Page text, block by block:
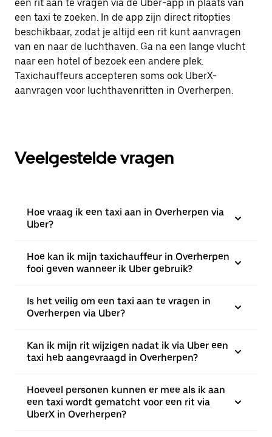
een rit aan te vragen via de Uber-app in plaats van
een taxi te zoeken. In de app zijn direct ritopties
beschikbaar, zodat je altijd een rit kunt aanvragen
van en naar de luchthaven. Ga na een lange vlucht
naar een hotel of bezoek een andere plek.
Taxichauffeurs accepteren soms ook UberX-
aanvragen voor luchthavenritten in Overherpen.
Veelgestelde vragen
Hoe vraag ik een taxi aan in Overherpen via
Uber?
Hoe kan ik mijn taxichauffeur in Overherpen
fooi geven wanneer ik Uber gebruik?
Is het veilig om een taxi aan te vragen in
Overherpen via Uber?
Kan ik mijn rit wijzigen nadat ik via Uber een
taxi heb aangevraagd in Overherpen?
Hoeveel personen kunnen er mee als ik aan
een taxi wordt gematcht voor een rit via
UberX in Overherpen?